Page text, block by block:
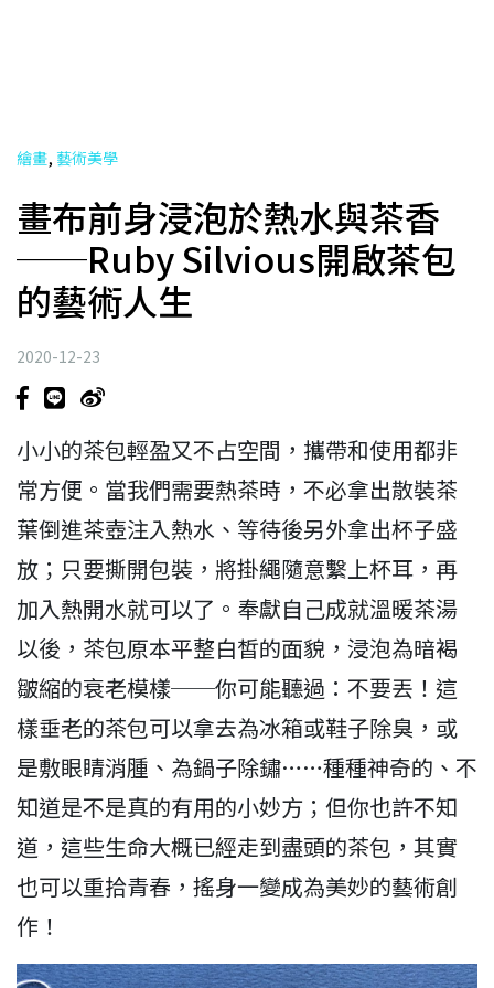
繪畫, 藝術美學
畫布前身浸泡於熱水與茶香
──Ruby Silvious開啟茶包
的藝術人生
2020-12-23
小小的茶包輕盈又不占空間，攜帶和使用都非
常方便。當我們需要熱茶時，不必拿出散裝茶
葉倒進茶壺注入熱水、等待後另外拿出杯子盛
放；只要撕開包裝，將掛繩隨意繫上杯耳，再
加入熱開水就可以了。奉獻自己成就溫暖茶湯
以後，茶包原本平整白皙的面貌，浸泡為暗褐
皺縮的衰老模樣──你可能聽過：不要丟！這
樣垂老的茶包可以拿去為冰箱或鞋子除臭，或
是敷眼睛消腫、為鍋子除鏽……種種神奇的、不
知道是不是真的有用的小妙方；但你也許不知
道，這些生命大概已經走到盡頭的茶包，其實
也可以重拾青春，搖身一變成為美妙的藝術創
作！